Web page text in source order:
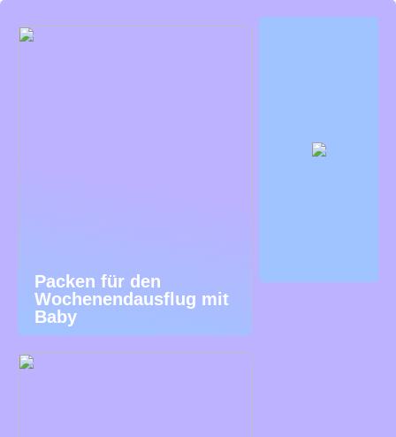
Packen für den
Wochenendausflug mit
Baby